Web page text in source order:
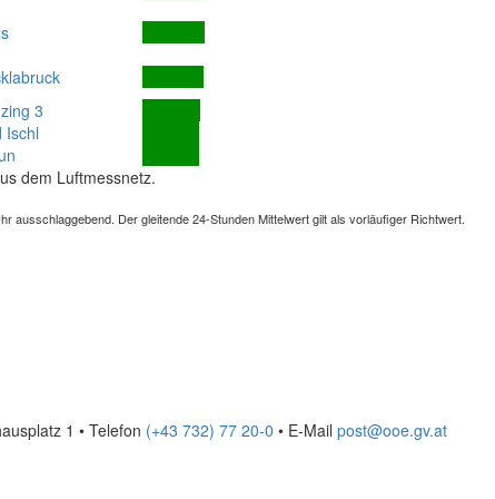
3
Ischl
dem Luftmessnetz.
ausschlaggebend. Der gleitende 24-Stunden Mittelwert gilt als vorläufiger Richtwert.
1 • Telefon (+43 732) 77 20-0 • E-Mail post@ooe.gv.at